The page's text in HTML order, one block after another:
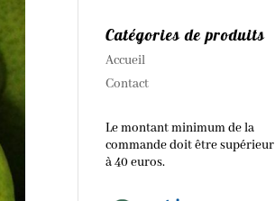
Catégories de produits
Accueil
Contact
Le montant minimum de la
commande doit être supérieur
à 40 euros.